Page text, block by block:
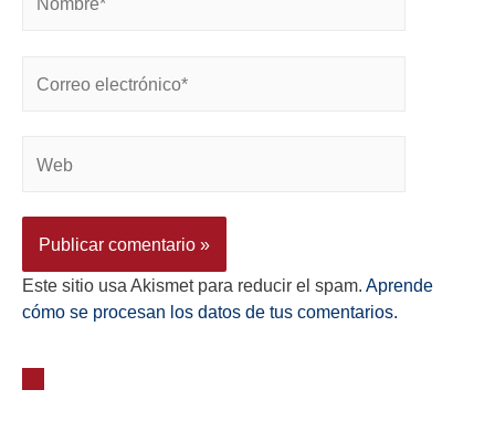
Este sitio usa Akismet para reducir el spam. Aprende
cómo se procesan los datos de tus comentarios.